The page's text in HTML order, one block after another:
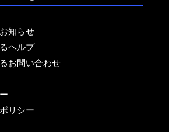
知らせ
ヘルプ
お問い合わせ
リシー